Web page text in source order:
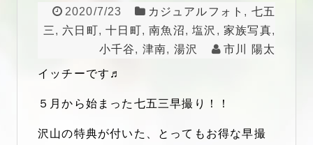
2020/7/23 カジュアルフォト , 七五
三, 六日町,十日町,南魚沼,塩沢 , 家族写真,
小千谷, 津南, 湯沢 市川 陽太
イッチーです♬
５月から始まった七五三早撮り！！
沢山の特典が付いた、とってもお得な早撮